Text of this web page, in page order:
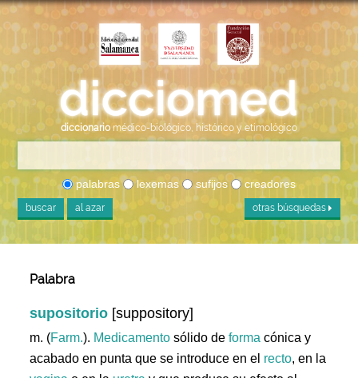
diccionario médico-biológico, histórico y etimológico
palabras lexemas sufijos creadores
buscar al azar otras búsquedas
Palabra
supositorio [suppository]
m. (Farm.). Medicamento sólido deforma cónica y
acabado en punta que se introduce en el recto, en la